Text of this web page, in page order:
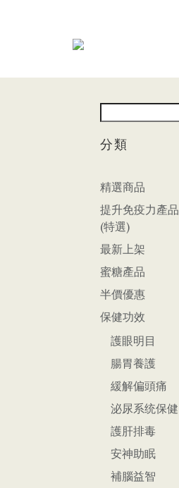
分類
精選商品
提升免疫力產品
(特選)
最新上架
蜜糖產品
半價優惠
保健功效
護眼明目
腸胃養護
緩解偏頭痛
泌尿系统保健
護肝排毒
安神助眠
補腦益智